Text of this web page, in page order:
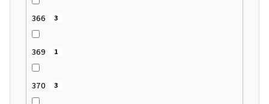
366 3
369 1
370 3